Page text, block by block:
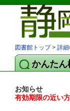
図書館トップ> 詳
かんたん
お知らせ
有効期限の近い